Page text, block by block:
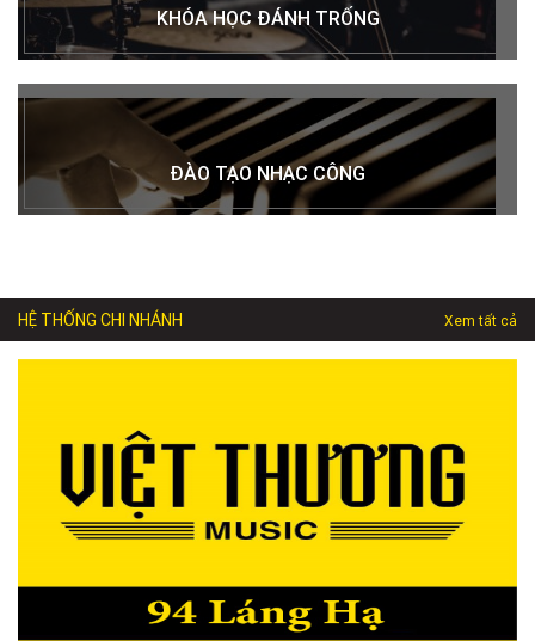
KHÓA HỌC ĐÁNH TRỐNG
ĐÀO TẠO NHẠC CÔNG
HỆ THỐNG CHI NHÁNH Xem tất cả